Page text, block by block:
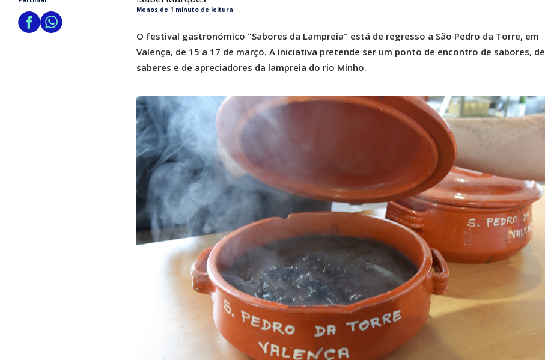
Menos de 1 minuto de leitura
O festival gastronómico "Sabores da Lampreia" está de regresso a São Pedro da Torre, em
Valença, de 15 a 17 de março. A iniciativa pretende ser um ponto de encontro de sabores, de
saberes e de apreciadores da lampreia do rio Minho.